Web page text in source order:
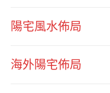
陽宅風水佈局
海外陽宅佈局